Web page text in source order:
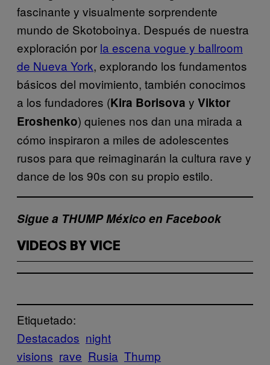
fascinante y visualmente sorprendente
mundo de Skotoboinya. Después de nuestra
exploración por la escena vogue y ballroom
de Nueva York, explorando los fundamentos
básicos del movimiento, también conocimos
a los fundadores (Kira Borisova y Viktor
Eroshenko) quienes nos dan una mirada a
cómo inspiraron a miles de adolescentes
rusos para que reimaginarán la cultura rave y
dance de los 90s con su propio estilo.
Sigue a THUMP México en Facebook
VIDEOS BY VICE
Etiquetado:
Destacados night
visions rave Rusia Thump